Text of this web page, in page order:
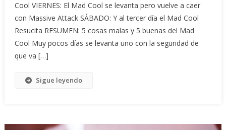
Cool VIERNES: El Mad Cool se levanta pero vuelve a caer
con Massive Attack SÁBADO: Y al tercer día el Mad Cool
Resucita RESUMEN: 5 cosas malas y 5 buenas del Mad
Cool Muy pocos días se levanta uno con la seguridad de
que va […]
Sigue leyendo